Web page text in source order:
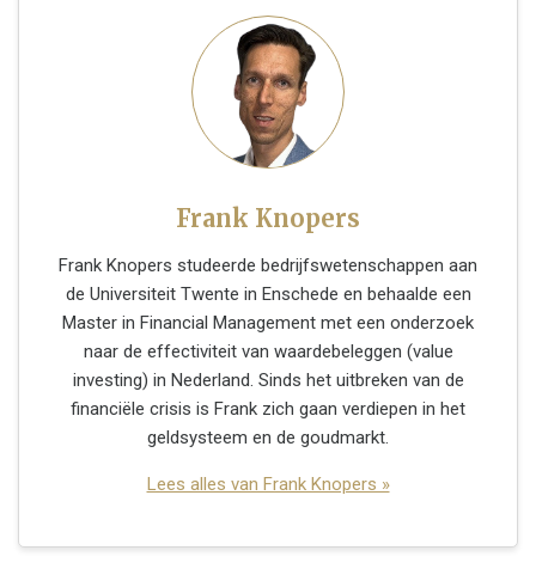
Frank Knopers
Frank Knopers studeerde bedrijfswetenschappen aan
de Universiteit Twente in Enschede en behaalde een
Master in Financial Management met een onderzoek
naar de effectiviteit van waardebeleggen (value
investing) in Nederland. Sinds het uitbreken van de
financiële crisis is Frank zich gaan verdiepen in het
geldsysteem en de goudmarkt.
Lees alles van Frank Knopers »